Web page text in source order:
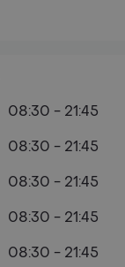
08:30 - 21:45
08:30 - 21:45
08:30 - 21:45
08:30 - 21:45
08:30 - 21:45